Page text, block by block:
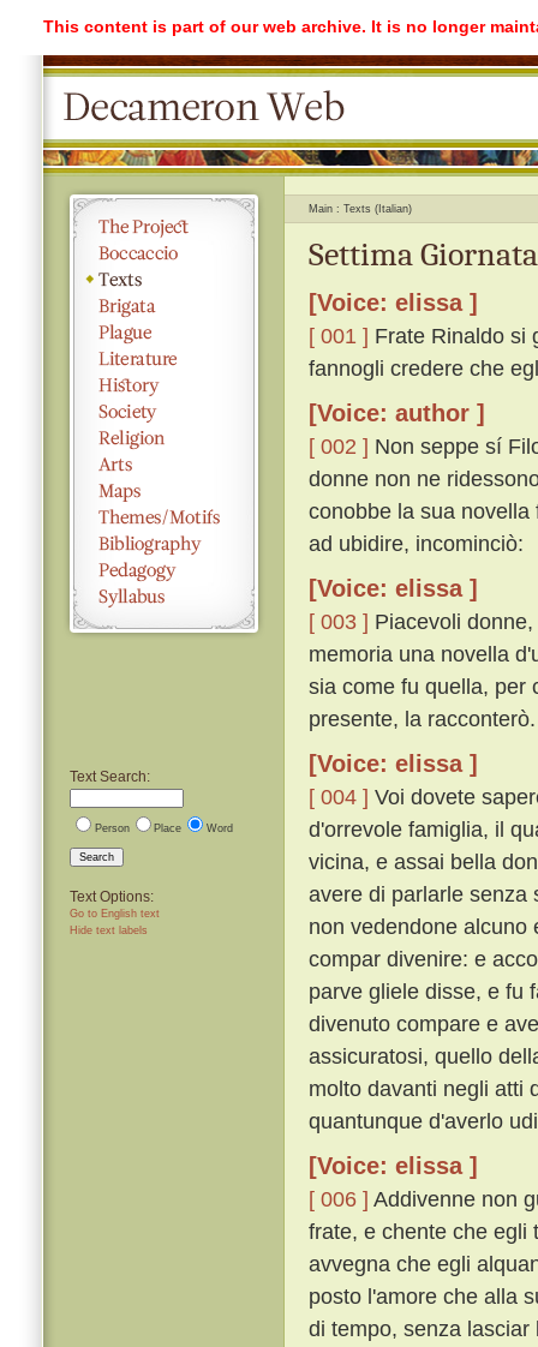
This content is part of our web archive. It is no longer
Text Search:
Person Place Word
Search
Text Options:
Go to English text
Hide text labels
Main Texts (Italian)
Settima
[Voice: elissa ]
[ 001 ] Frate Rinaldo si
fannogli credere che
[Voice: author ]
[ 002 ] Non seppe sí
donne non ne
conobbe la sua
ad ubidire, incominciò:
[Voice: elissa ]
[ 003 ] Piacevoli
memoria una novella
sia come fu quella, per
presente, la racconterò.
[Voice: elissa ]
[ 004 ] Voi dovete
d'orrevole famiglia, il
vicina, e assai bella
avere di parlarle senza
non vedendone alcuno
compar divenire: e
parve gliele disse, e fu
divenuto compare e
assicuratosi, quello
molto davanti negli atti
quantunque d'averlo
[Voice: elissa ]
[ 006 ] Addivenne non
frate, e chente che
avvegna che egli
posto l'amore che alla
di tempo, senza